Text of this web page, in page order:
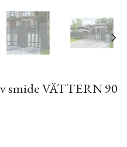
smide VÄTTERN 90